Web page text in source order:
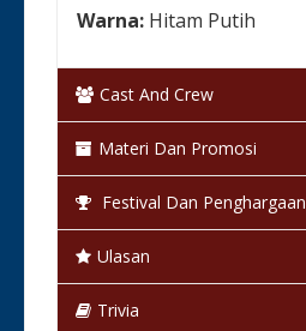
Warna: Hitam Putih
Status:Selesai / Rilis
Cast And Crew
Materi Dan Promosi
Festival Dan Penghargaan
Ulasan
Trivia